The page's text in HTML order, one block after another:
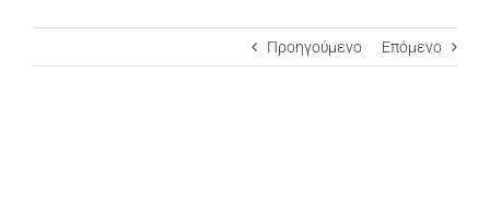
Προηγούμενο Επόμενο